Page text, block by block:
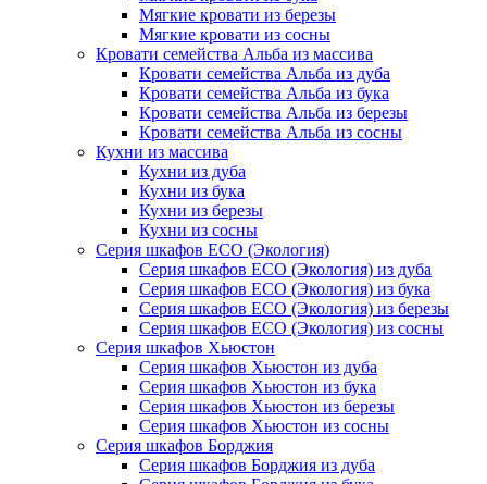
Мягкие кровати из березы
Мягкие кровати из сосны
Кровати семейства Альба из массива
Кровати семейства Альба из дуба
Кровати семейства Альба из бука
Кровати семейства Альба из березы
Кровати семейства Альба из сосны
Кухни из массива
Кухни из дуба
Кухни из бука
Кухни из березы
Кухни из сосны
Серия шкафов ECO (Экология)
Серия шкафов ECO (Экология) из дуба
Серия шкафов ECO (Экология) из бука
Серия шкафов ECO (Экология) из березы
Серия шкафов ECO (Экология) из сосны
Серия шкафов Хьюстон
Серия шкафов Хьюстон из дуба
Серия шкафов Хьюстон из бука
Серия шкафов Хьюстон из березы
Серия шкафов Хьюстон из сосны
Серия шкафов Борджия
Серия шкафов Борджия из дуба